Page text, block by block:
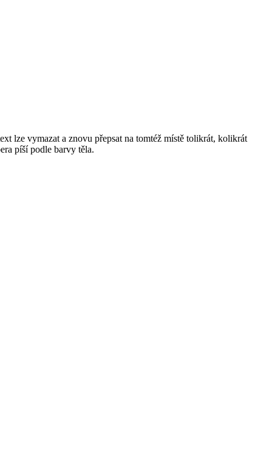
lze vymazat a znovu přepsat na tomtéž místě tolikrát, kolikrát
píší podle barvy těla.